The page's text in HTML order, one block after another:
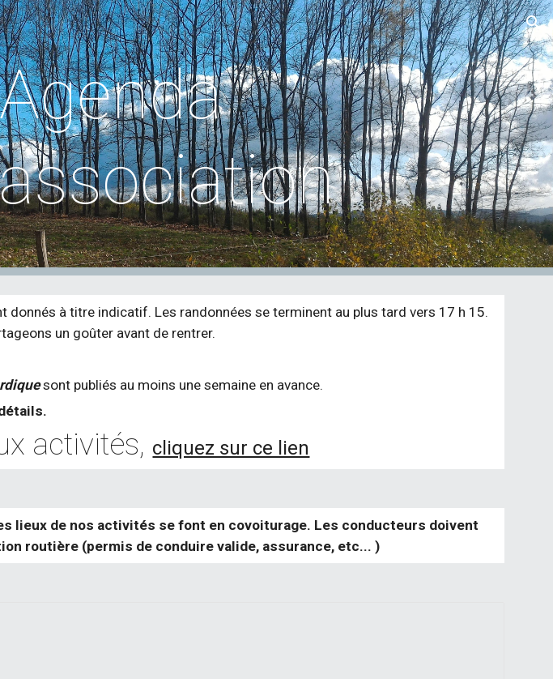
Skip to navigation
donnés à titre indicatif. Les randonnées se terminent au plus tard vers 17 h 15.
un goûter avant de rentrer.
sont publiés au moins une semaine en avance.
activités, cliquez sur ce lien
lieux de nos activités se font en covoiturage. Les conducteurs doivent
routière (permis de conduire valide, assurance, etc... )